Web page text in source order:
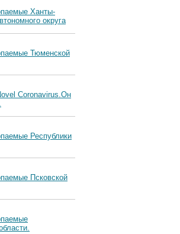
Ханты-
округа
Тюменской
Coronavirus.Он
Республики
Псковской